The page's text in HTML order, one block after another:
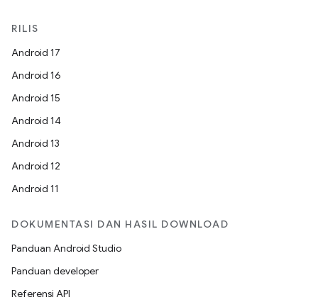
RILIS
Android 17
Android 16
Android 15
Android 14
Android 13
Android 12
Android 11
DOKUMENTASI DAN HASIL DOWNLOAD
Panduan Android Studio
Panduan developer
Referensi API